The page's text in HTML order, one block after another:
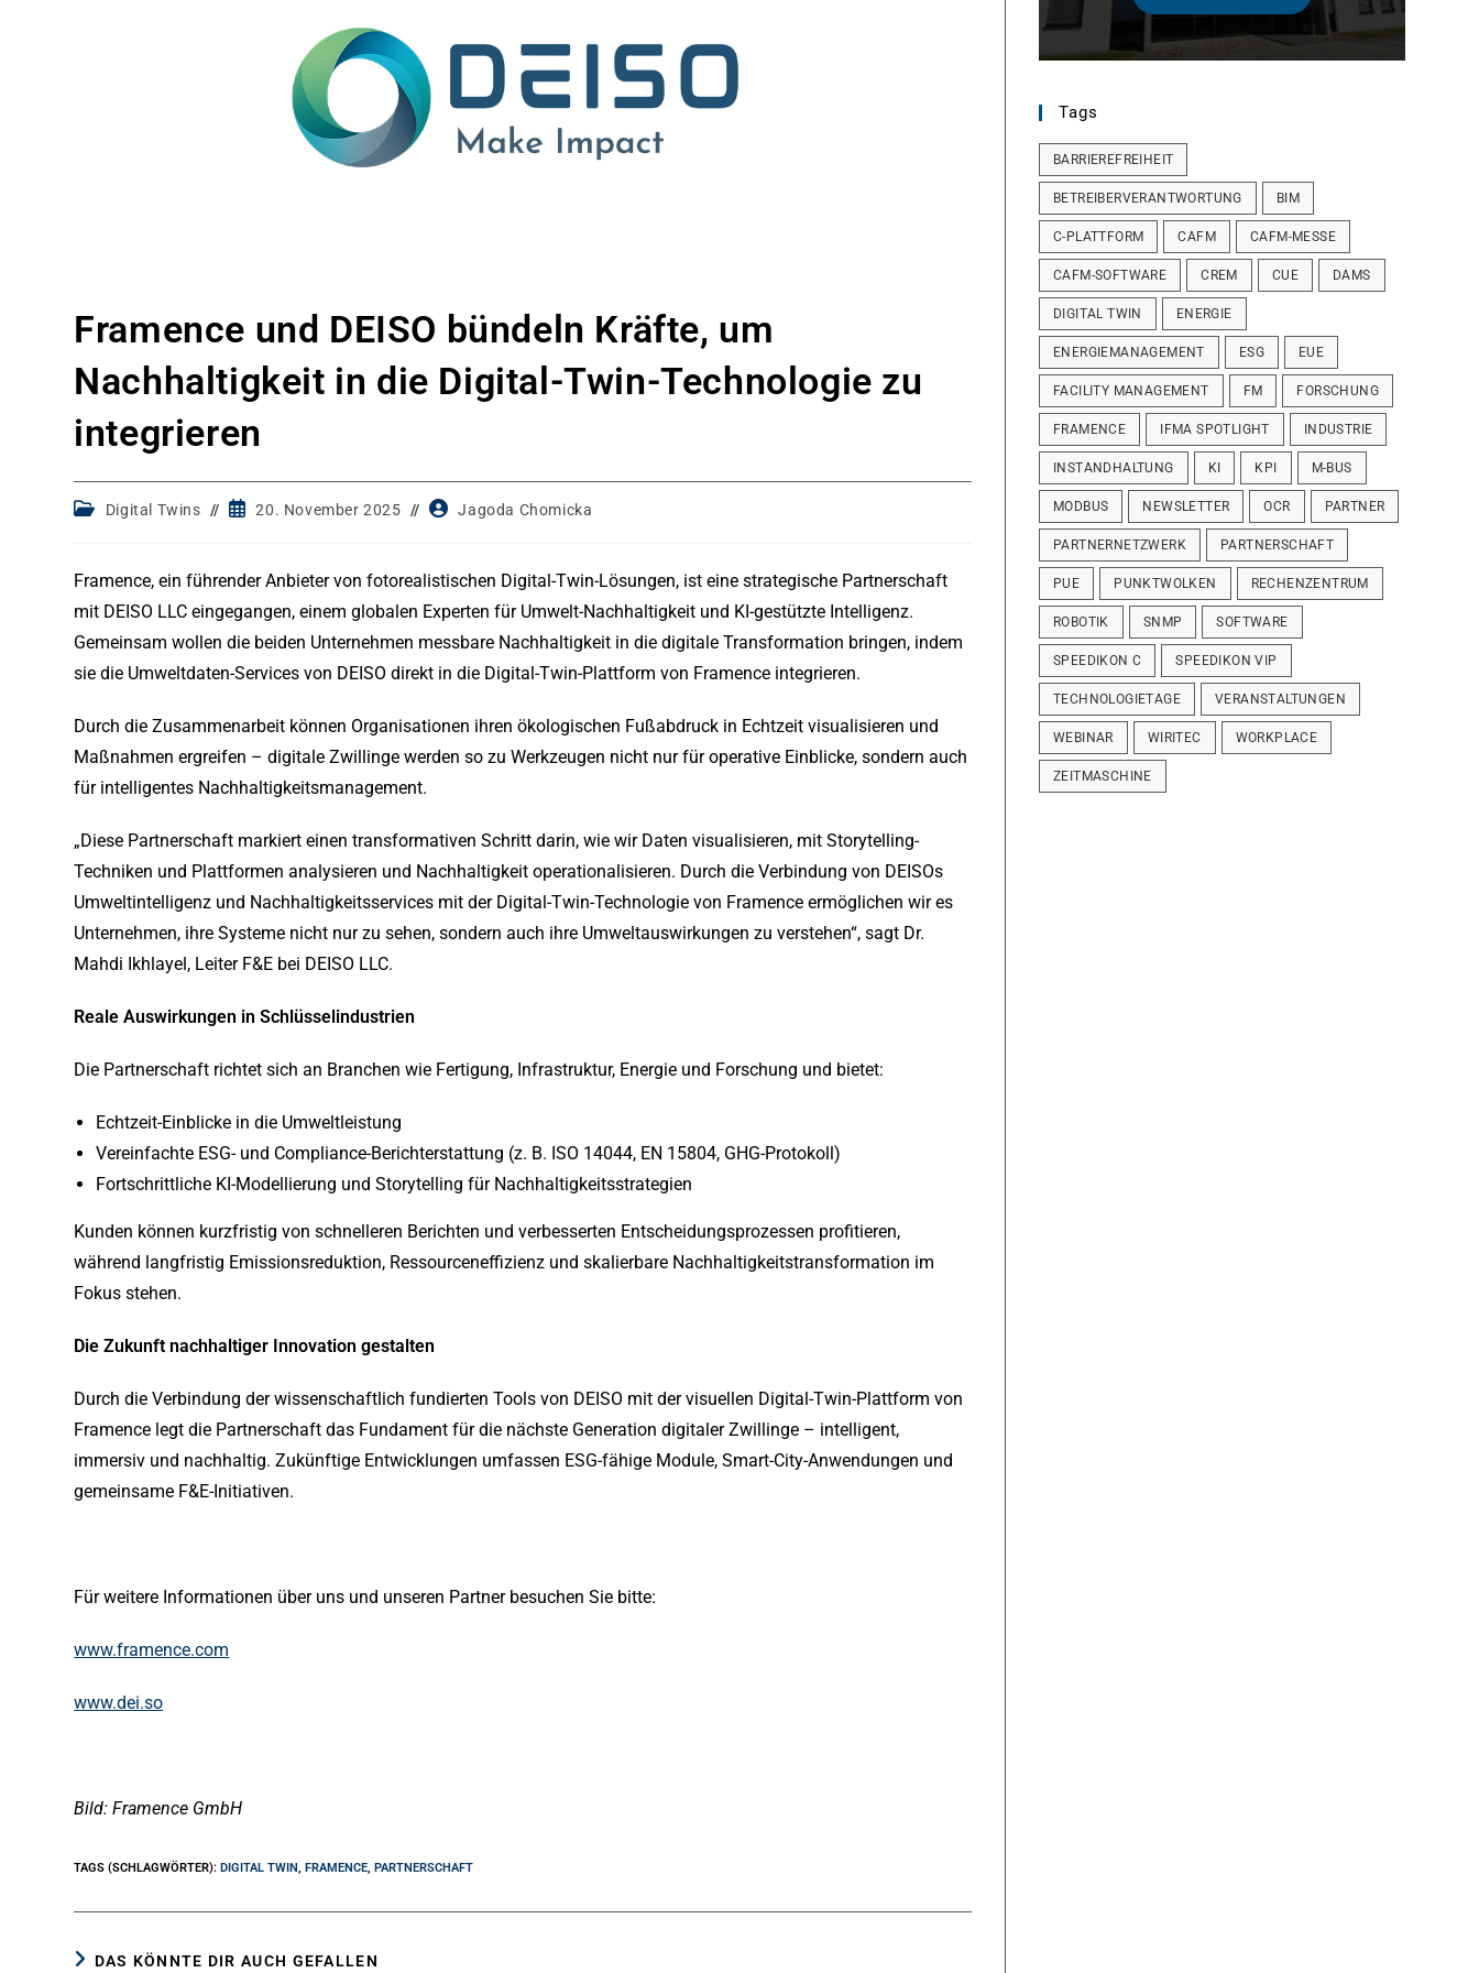
Framence und DEISO bündeln Kräfte, um
Nachhaltigkeit in die Digital-Twin-Technologie zu
integrieren
PostDigital Twins
Post20. November 2025
Post Jagoda Chomicka
Framence, ein führender Anbieter von fotorealistischen Digital-Twin-Lösungen, ist eine strategische Partnerschaft
mit DEISO LLC eingegangen, einem globalen Experten für Umwelt-Nachhaltigkeit und KI-gestützte Intelligenz.
Gemeinsam wollen die beiden Unternehmen messbare Nachhaltigkeit in die digitale Transformation bringen, indem
sie die Umweltdaten-Services von DEISO direkt in die Digital-Twin-Plattform von Framence integrieren.
Durch die Zusammenarbeit können Organisationen ihren ökologischen Fußabdruck in Echtzeit visualisieren und
Maßnahmen ergreifen – digitale Zwillinge werden so zu Werkzeugen nicht nur für operative Einblicke, sondern auch
für intelligentes Nachhaltigkeitsmanagement.
„Diese Partnerschaft markiert einen transformativen Schritt darin, wie wir Daten visualisieren, mit Storytelling-
Techniken und Plattformen analysieren und Nachhaltigkeit operationalisieren. Durch die Verbindung von DEISOs
Umweltintelligenz und Nachhaltigkeitsservices mit der Digital-Twin-Technologie von Framence ermöglichen wir es
Unternehmen, ihre Systeme nicht nur zu sehen, sondern auch ihre Umweltauswirkungen zu verstehen“, sagt Dr.
Mahdi Ikhlayel, Leiter F&E bei DEISO LLC.
Reale Auswirkungen in Schlüsselindustrien
Die Partnerschaft richtet sich an Branchen wie Fertigung, Infrastruktur, Energie und Forschung und bietet:
Echtzeit-Einblicke in die Umweltleistung
Vereinfachte ESG- und Compliance-Berichterstattung (z. B. ISO 14044, EN 15804, GHG-Protokoll)
Fortschrittliche KI-Modellierung und Storytelling für Nachhaltigkeitsstrategien
Kunden können kurzfristig von schnelleren Berichten und verbesserten Entscheidungsprozessen profitieren,
während langfristig Emissionsreduktion, Ressourceneffizienz und skalierbare Nachhaltigkeitstransformation im
Fokus stehen.
Die Zukunft nachhaltiger Innovation gestalten
Durch die Verbindung der wissenschaftlich fundierten Tools von DEISO mit der visuellen Digital-Twin-Plattform von
Framence legt die Partnerschaft das Fundament für die nächste Generation digitaler Zwillinge – intelligent,
immersiv und nachhaltig. Zukünftige Entwicklungen umfassen ESG-fähige Module, Smart-City-Anwendungen und
gemeinsame F&E-Initiativen.
Für weitere Informationen über uns und unseren Partner besuchen Sie bitte:
www.framence.com
www.dei.so
Bild: Framence GmbH
TAGS (SCHLAGWÖRTER):DIGITAL TWIN, FRAMENCE, PARTNERSCHAFT
DAS KÖNNTE DIR AUCH GEFALLEN
Tags
BARRIEREFREIHEIT
BETREIBERVERANTWORTUNG BIM
C-PLATTFORM CAFM CAFM-MESSE
CAFM-SOFTWARE CREM CUE DAMS
DIGITAL TWIN ENERGIE
ENERGIEMANAGEMENT ESG EUE
FACILITY MANAGEMENT FM FORSCHUNG
FRAMENCE IFMA SPOTLIGHT INDUSTRIE
INSTANDHALTUNG KI KPI M-BUS
MODBUS NEWSLETTER OCR PARTNER
PARTNERNETZWERK PARTNERSCHAFT
PUE PUNKTWOLKEN RECHENZENTRUM
ROBOTIK SNMP SOFTWARE
SPEEDIKON C SPEEDIKON VIP
TECHNOLOGIETAGE VERANSTALTUNGEN
WEBINAR WIRITEC WORKPLACE
ZEITMASCHINE